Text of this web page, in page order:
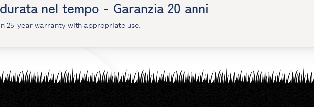
nel tempo - Garanzia 20 anni
25-year warranty with appropriate use.